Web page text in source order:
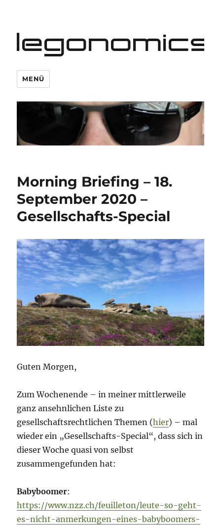
legonomics
MENÜ
Morning Briefing – 18.
September 2020 –
Gesellschafts-Special
Guten Morgen,
Zum Wochenende – in meiner mittlerweile
ganz ansehnlichen Liste zu
gesellschaftsrechtlichen Themen (hier) – mal
wieder ein „Gesellschafts-Special“, dass sich in
dieser Woche quasi von selbst
zusammengefunden hat:
Babyboomer:
https://www.nzz.ch/feuilleton/leute-so-geht-
es-nicht-anmerkungen-eines-babyboomers-